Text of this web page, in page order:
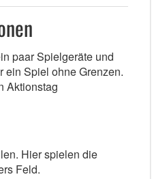
paar Spielgeräte und
ein Spiel ohne Grenzen.
Aktionstag
Hier spielen die
Feld.